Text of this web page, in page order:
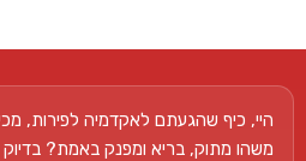
היי, כיף שהגעתם לאקדמיה לפירות,
משהו מתוק, בריא ומפנק באמת? בדיוק